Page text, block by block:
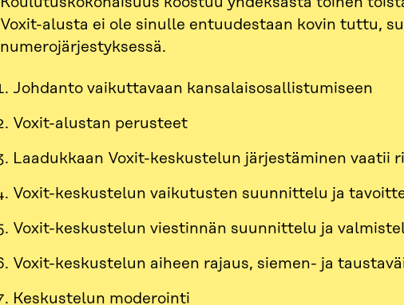
Voxit-alusta ei ole sinulle entuudestaan kovin tuttu,
numerojärjestyksessä.
Johdanto vaikuttavaan kansalaisosallistumiseen
Voxit-alustan perusteet
Laadukkaan Voxit-keskustelun järjestäminen vaatii
Voxit-keskustelun vaikutusten suunnittelu ja
Voxit-keskustelun viestinnän suunnittelu ja
Voxit-keskustelun aiheen rajaus, siemen- ja
Keskustelun moderointi